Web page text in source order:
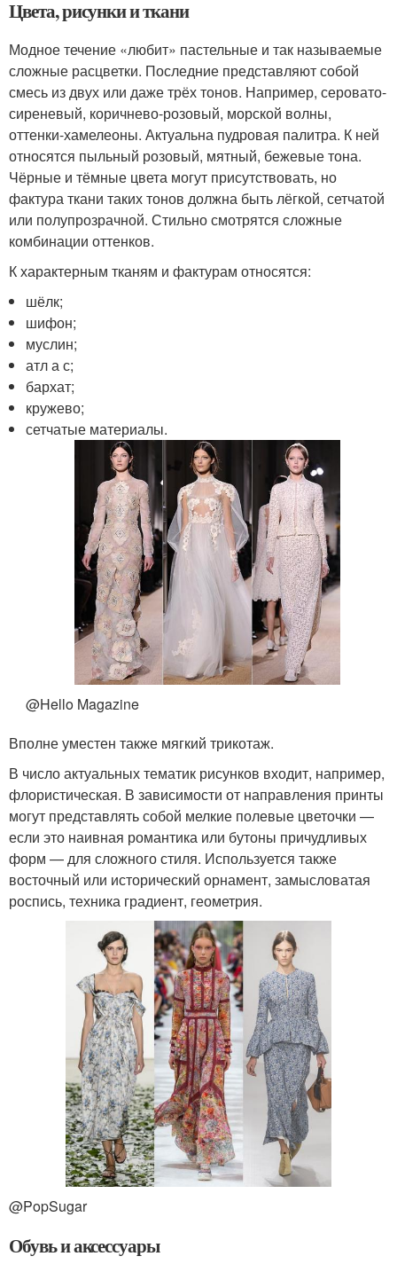
Цвета, рисунки и ткани
Модное течение «любит» пастельные и так называемые
сложные расцветки. Последние представляют собой
смесь из двух или даже трёх тонов. Например, серовато-
сиреневый, коричнево-розовый, морской волны,
оттенки-хамелеоны. Актуальна пудровая палитра. К ней
относятся пыльный розовый, мятный, бежевые тона.
Чёрные и тёмные цвета могут присутствовать, но
фактура ткани таких тонов должна быть лёгкой, сетчатой
или полупрозрачной. Стильно смотрятся сложные
комбинации оттенков.
К характерным тканям и фактурам относятся:
шёлк;
шифон;
муслин;
атл а с;
бархат;
кружево;
сетчатые материалы.
@Hello Magazine
Вполне уместен также мягкий трикотаж.
В число актуальных тематик рисунков входит, например,
флористическая. В зависимости от направления принты
могут представлять собой мелкие полевые цветочки —
если это наивная романтика или бутоны причудливых
форм — для сложного стиля. Используется также
восточный или исторический орнамент, замысловатая
роспись, техника градиент, геометрия.
@PopSugar
Обувь и аксессуары